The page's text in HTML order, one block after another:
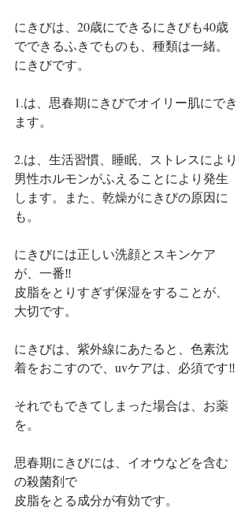
にきびは、20歳にできるにきびも40歳
でできるふきでものも、種類は一緒。
にきびです。
1.は、思春期にきびでオイリー肌にでき
ます。
2.は、生活習慣、睡眠、ストレスにより
男性ホルモンがふえることにより発生
します。また、乾燥がにきびの原因に
も。
にきびには正しい洗顔とスキンケア
が、一番‼️
皮脂をとりすぎず保湿をすることが、
大切です。
にきびは、紫外線にあたると、色素沈
着をおこすので、uvケアは、必須です‼️
それでもできてしまった場合は、お薬
を。
思春期にきびには、イオウなどを含む
の殺菌剤で
皮脂をとる成分が有効です。